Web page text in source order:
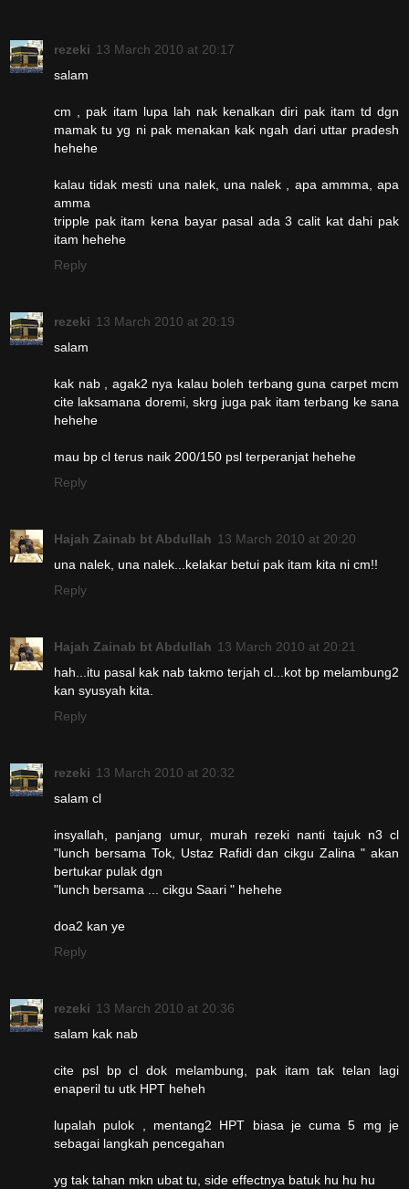
rezeki 13 March 2010 at 20:17
salam
cm , pak itam lupa lah nak kenalkan diri pak itam td dgn
mamak tu yg ni pak menakan kak ngah dari uttar pradesh
hehehe
kalau tidak mesti una nalek, una nalek , apa ammma, apa
amma
tripple pak itam kena bayar pasal ada 3 calit kat dahi pak
itam hehehe
Reply
rezeki 13 March 2010 at 20:19
salam
kak nab , agak2 nya kalau boleh terbang guna carpet mcm
cite laksamana doremi, skrg juga pak itam terbang ke sana
hehehe
mau bp cl terus naik 200/150 psl terperanjat hehehe
Reply
Hajah Zainab bt Abdullah 13 March 2010 at 20:20
una nalek, una nalek...kelakar betui pak itam kita ni cm!!
Reply
Hajah Zainab bt Abdullah 13 March 2010 at 20:21
hah...itu pasal kak nab takmo terjah cl...kot bp melambung2
kan syusyah kita.
Reply
rezeki 13 March 2010 at 20:32
salam cl
insyallah, panjang umur, murah rezeki nanti tajuk n3 cl
"lunch bersama Tok, Ustaz Rafidi dan cikgu Zalina " akan
bertukar pulak dgn
"lunch bersama ... cikgu Saari " hehehe
doa2 kan ye
Reply
rezeki 13 March 2010 at 20:36
salam kak nab
cite psl bp cl dok melambung, pak itam tak telan lagi
enaperil tu utk HPT heheh
lupalah pulok , mentang2 HPT biasa je cuma 5 mg je
sebagai langkah pencegahan
yg tak tahan mkn ubat tu, side effectnya batuk hu hu hu